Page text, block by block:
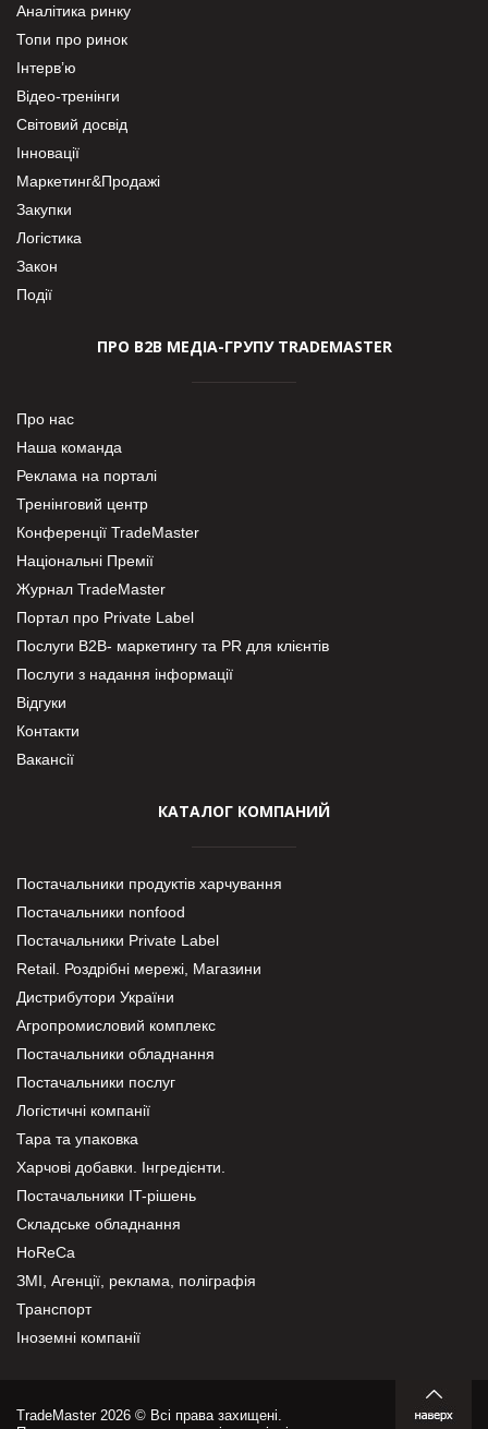
Аналітика ринку
Топи про ринок
Інтерв’ю
Відео-тренінги
Світовий досвід
Інновації
Маркетинг&Продажі
Закупки
Логістика
Закон
Події
ПРО В2В МЕДІА-ГРУПУ TRADEMASTER
Про нас
Наша команда
Реклама на порталі
Тренінговий центр
Конференції TradeMaster
Національні Премії
Журнал TradeMaster
Портал про Private Label
Послуги В2В- маркетингу та PR для клієнтів
Послуги з надання інформації
Відгуки
Контакти
Вакансії
КАТАЛОГ КОМПАНИЙ
Постачальники продуктів харчування
Постачальники nonfood
Постачальники Private Label
Retail. Роздрібні мережі, Магазини
Дистрибутори України
Агропромисловий комплекс
Постачальники обладнання
Постачальники послуг
Логістичні компанії
Тара та упаковка
Харчові добавки. Інгредієнти.
Постачальники IT-рішень
Складське обладнання
HoReCa
ЗМІ, Агенції, реклама, поліграфія
Транспорт
Іноземні компанії
TradeMaster 2026 © Всі права захищені.